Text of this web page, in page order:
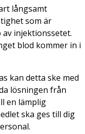
långsamt
som är
av injektionssetet.
blod kommer in i
kan detta ske med
lösningen från
en lämplig
ska ges till dig